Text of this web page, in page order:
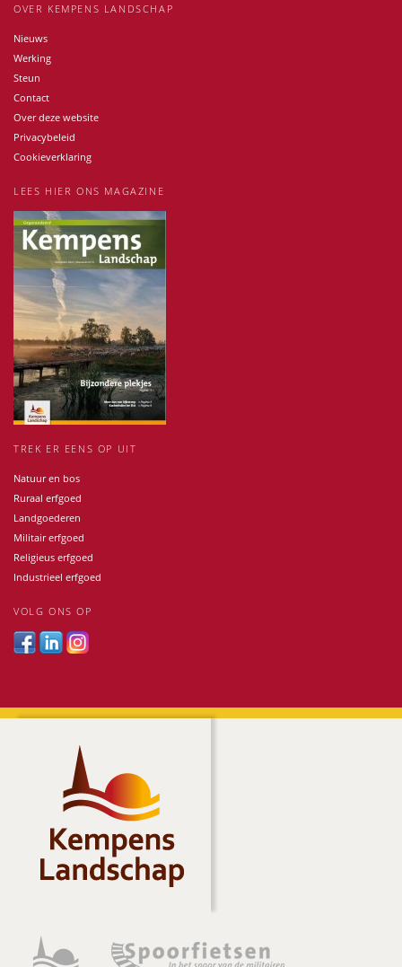
OVER KEMPENS LANDSCHAP
Nieuws
Werking
Steun
Contact
Over deze website
Privacybeleid
Cookieverklaring
LEES HIER ONS MAGAZINE
TREK ER EENS OP UIT
Natuur en bos
Ruraal erfgoed
Landgoederen
Militair erfgoed
Religieus erfgoed
Industrieel erfgoed
VOLG ONS OP